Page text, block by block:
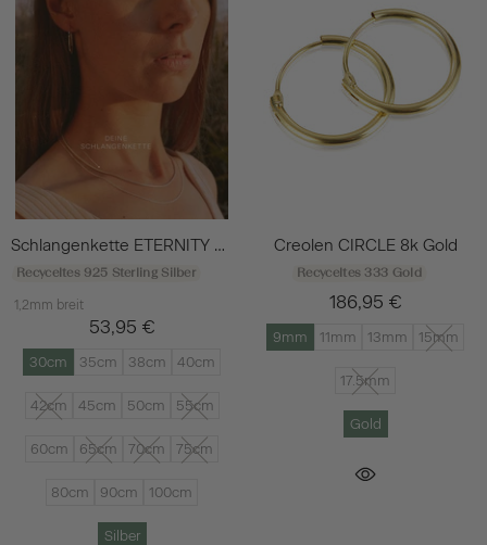
Schlangenkette ETERNITY Dünn Silber
Recyceltes 925 Sterling Silber
1,2mm breit
53,95 €
30cm 35cm 38cm 40cm
42cm 45cm 50cm 55cm
60cm 65cm 70cm 75cm
80cm 90cm 100cm
Silber
Creolen CIRCLE 8k Gold
Recyceltes 333 Gold
186,95 €
9mm 11mm 13mm 15mm
17.5mm
Gold